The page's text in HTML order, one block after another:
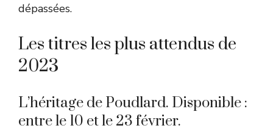
dépassées.
Les titres les plus attendus de
2023
L’héritage de Poudlard. Disponible :
entre le 10 et le 23 février.